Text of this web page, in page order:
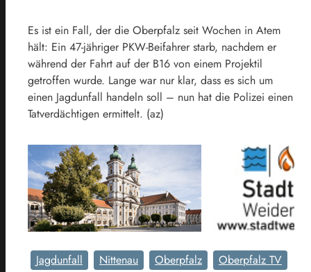
Es ist ein Fall, der die Oberpfalz seit Wochen in Atem
hält: Ein 47-jähriger PKW-Beifahrer starb, nachdem er
während der Fahrt auf der B16 von einem Projektil
getroffen wurde. Lange war nur klar, dass es sich um
einen Jagdunfall handeln soll – nun hat die Polizei einen
Tatverdächtigen ermittelt. (az)
Jagdunfall Nittenau Oberpfalz
Oberpfalz TV